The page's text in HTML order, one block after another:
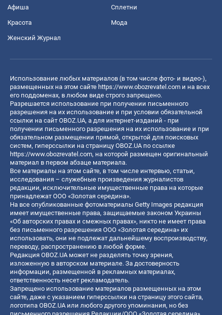
Афиша Сплетни
Красота Мода
Женский Журнал
Использование любых материалов (в том числе фото- и видео-),
размещенных на этом сайте https://www.obozrevatel.com и на всех
его поддоменах, в любом виде строго запрещено.
Разрешается использование при получении письменного
разрешения на их использование и при условии обязательной
ссылки на сайт OBOZ.UA, а для интернет-изданий - при
получении письменного разрешения на их использование и при
обязательном размещении прямой, открытой для поисковых
систем, гиперссылки на страницу OBOZ.UA по ссылке
https://www.obozrevatel.com, на которой размещен оригинальный
материал в первом абзаце материала.
Все материалы на этом сайте, в том числе интервью, статьи,
исследования – служебные произведения журналистов
редакции, исключительные имущественные права на которые
принадлежат ООО «Золотая середина».
На все опубликованные фотоматериалы Getty Images редакция
имеет имущественные права, защищаемые законом Украины
«Об авторских правах и смежных правах», никто не имеет права
без письменного разрешения ООО «Золотая середина» их
использовать, они не подлежат дальнейшему воспроизводству,
переводу, распространению в любой форме.
Редакция OBOZ.UA может не разделять точку зрения,
изложенную в авторском материале. За достоверность
информации, размещенной в рекламных материалах,
ответственность несет рекламодатель.
Запрещено использование материалов размещенных на этом
сайте, даже с указанием гиперссылки на страницу этого сайта,
логотипа OBOZ.UA или любого другого упоминания, но без